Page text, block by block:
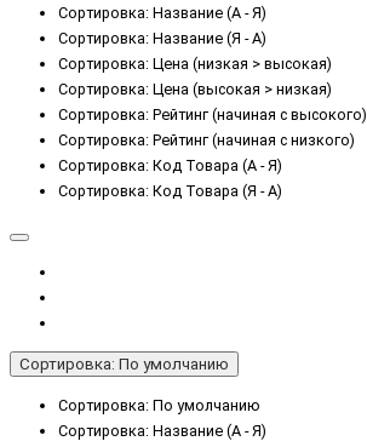
Сортировка: Название (А - Я)
Сортировка: Название (Я - А)
Сортировка: Цена (низкая > высокая)
Сортировка: Цена (высокая > низкая)
Сортировка: Рейтинг (начиная с высокого)
Сортировка: Рейтинг (начиная с низкого)
Сортировка: Код Товара (А - Я)
Сортировка: Код Товара (Я - А)
Сортировка: По умолчанию
Сортировка: По умолчанию
Сортировка: Название (А - Я)